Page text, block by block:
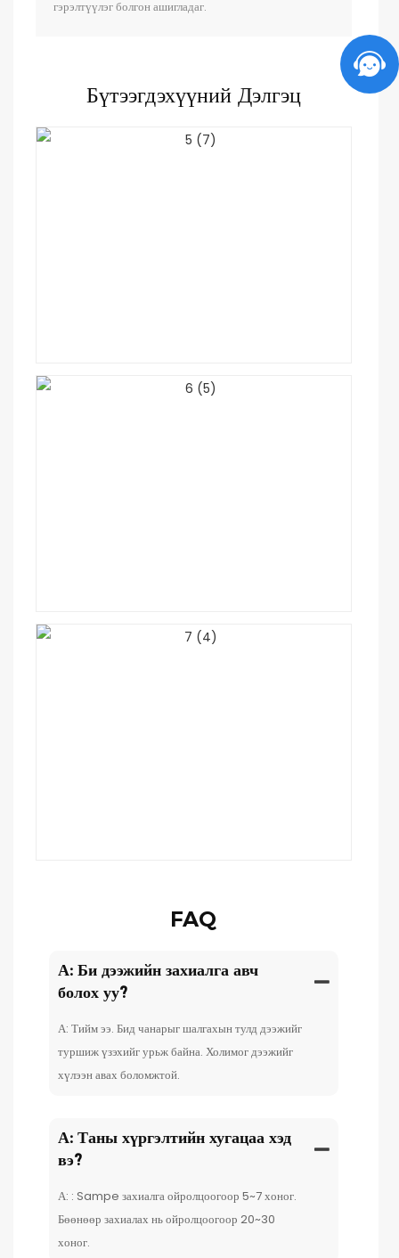
гэрэлтүүлэг болгон ашигладаг.
Бүтээгдэхүүний Дэлгэц
FAQ
А: Би дээжийн захиалга авч
болох уу?
А: Тийм ээ. Бид чанарыг шалгахын тулд дээжийг
туршиж үзэхийг урьж байна. Холимог дээжийг
хүлээн авах боломжтой.
А: Таны хүргэлтийн хугацаа хэд
вэ?
А: : Sampe захиалга ойролцоогоор 5~7 хоног.
Бөөнөөр захиалах нь ойролцоогоор 20~30
хоног.